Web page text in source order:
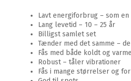
Lavt energiforbrug – som
Lang levetid – 10 – 25 år
Billigst samlet set
Tænder med det samme –
Fås med både koldt og
Robust – tåler vibrationer
Fås i mange størrelser og